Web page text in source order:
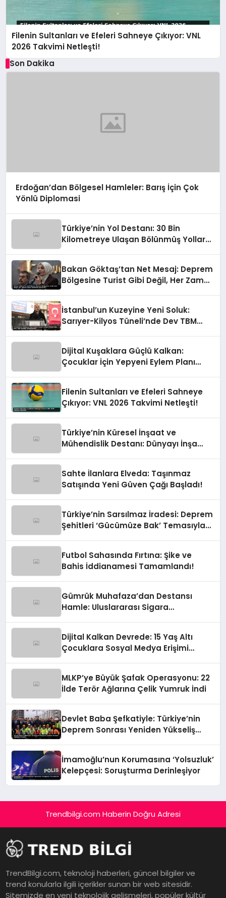
Filenin Sultanları ve Efeleri Sahneye Çıkıyor: VNL
2026 Takvimi Netleşti!
Son Dakika
Erdoğan’dan Bölgesel Hamleler: Barış İçin Çok
Yönlü Diplomasi
Türkiye’nin Yol Destanı: 30 Bin
Kilometreye Ulaşan Bölünmüş Yollar
Bakan Göktaş’tan Net Mesaj: Deprem
Bölgesine Turist Gibi Değil, Her Zaman
İstanbul’un Kuzeyine Yeni Soluk:
Sarıyer-Kilyos Tüneli’nde Dev TBM
Dijital Kuşaklara Güçlü Kalkan:
Çocuklar İçin Yepyeni Eylem Planı
Filenin Sultanları ve Efeleri Sahneye
Çıkıyor: VNL 2026 Takvimi Netleşti!
Türkiye’nin Küresel İnşaat ve
Mühendislik Destanı: Dünyayı İnşa
Sahte İlanlara Elveda: Taşınmaz
Satışında Yeni Güven Çağı Başladı!
Türkiye’nin Sarsılmaz İradesi: Deprem
Şehitleri ‘Gücümüze Bak’ Temasıyla
Futbol Sahasında Fırtına: Şike ve
Bahis İddianamesi Tamamlandı!
Gümrük Muhafaza’dan Destansı
Hamle: Uluslararası Sigara
Dijital Kalkan Devrede: 15 Yaş Altı
Çocuklara Sosyal Medya Erişimi
MLKP’ye Büyük Şafak Operasyonu: 22
İlde Terör Ağlarına Çelik Yumruk İndi
Devlet Baba Şefkatiyle: Türkiye’nin
Deprem Sonrası Yeniden Yükseliş
İmamoğlu’nun Korumasına ‘Yolsuzluk’
Kelepçesi: Soruşturma Derinleşiyor
Trendbilgi.com Haberin Doğru Adresi
TrendBilgi.com, teknoloji haberleri, güncel bilgiler ve
trend konularla ilgili içerikler sunan bir web sitesidir.
Sitemizde en yeni teknolojik gelişmeleri, popüler kültür